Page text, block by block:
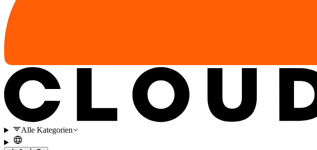
Alle Kategorien